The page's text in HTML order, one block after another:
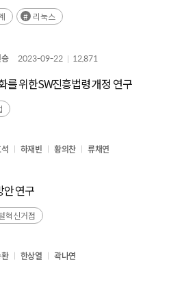
리눅스
2023-09-22 12,871
를 위한SW진흥법령 개정 연구
하재빈 황의찬
류채연
안 연구
혁신거점
한상열
곽나연